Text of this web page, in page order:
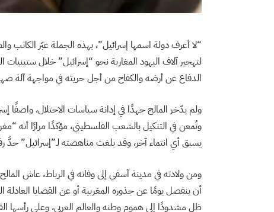
“لا أعرف دولة اسمها إسرائيل”، بهذه الجملة عبّر
لتهجير آلاف اليهود المغاربة نحو “إسرائيل” خلال
الدفاع عن أرضه والكفاح من أجل حريته في مواجهة آلة
ولم يدّخر المالح جهدًا في إدانة سياسات الاحتلال، واصفًا
وتُمعن في التنكيل بالشعب الفلسطيني، مؤكدًا مرارًا أنه
يسبق أي انتماء آخر، وقد بلغت مناهضته لـ”إسرائيل” حدَّ
ومن ولادته في مدينة آسفي إلى وفاته في الرباط، عاش
أن ينفصل يومًا عن جذوره المغربية أو عن القضايا
ظل مشدودًا إلى هموم وطنه والعالم العربي، وعلى رأسها